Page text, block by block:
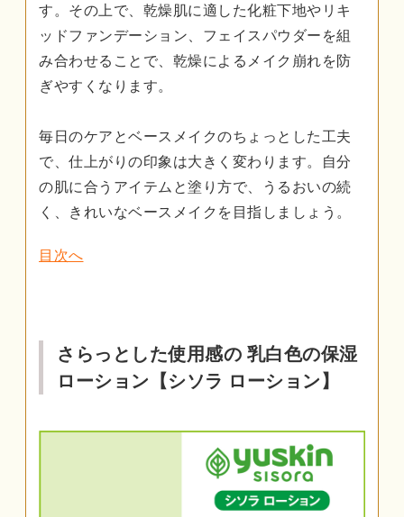
す。その上で、乾燥肌に適した化粧下地やリキ
ッドファンデーション、フェイスパウダーを組
み合わせることで、乾燥によるメイク崩れを防
ぎやすくなります。
毎日のケアとベースメイクのちょっとした工夫
で、仕上がりの印象は大きく変わります。自分
の肌に合うアイテムと塗り方で、うるおいの続
く、きれいなベースメイクを目指しましょう。
目次へ
さらっとした使用感の 乳白色の保湿
ローション【シソラ ローション】